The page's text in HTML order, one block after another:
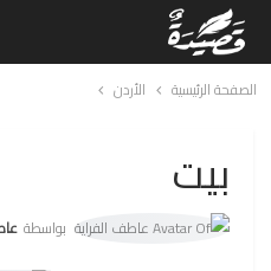
الصفحة الرئيسية الأردن
بيت
بواسطة